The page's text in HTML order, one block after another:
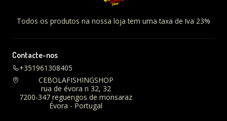
Todos os produtos na nossa loja tem uma taxa de Iva 23%
Contacte-nos
+351961308405
CEBOLAFISHINGSHOP
rua de évora n 32, 32
7200-347 reguengos de monsaraz
Évora - Portugal